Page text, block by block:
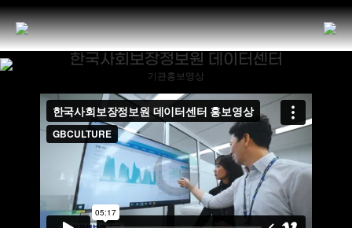
한국사회보장정보원 데이터센터
기관홍보영상